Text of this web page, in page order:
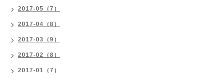
2017-05（7）
2017-04（8）
2017-03（9）
2017-02（8）
2017-01（7）